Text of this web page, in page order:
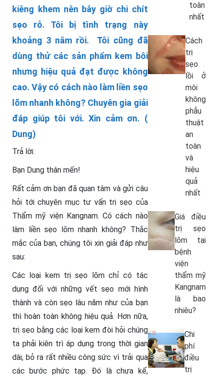
kiêng khem nên bây giờ chi chít
sẹo rỗ. Tôi bị tình trạng này
khoảng 3 năm rồi. Tôi cũng đã
dùng thử các sản phẩm kem bôi
nhưng hiệu quả đạt được không
cao. Vậy có cách nào làm liền sẹo
lõm nhanh không? Chuyên gia giải
đáp giúp tôi với. Xin cảm ơn. (
Dung)
Trả lời:
Bạn Dung thân mến!
Rất cảm ơn bạn đã quan tâm và gửi câu
hỏi tới chuyên mục tư vấn trị sẹo của
Thẩm mỹ viện Kangnam. Có cách nào
làm liền sẹo lõm nhanh không? Thắc
mắc của bạn, chúng tôi xin giải đáp như
sau:
Các loại kem trị sẹo lõm chỉ có tác
dụng đối với những vết sẹo mới hình
thành và còn sẹo lâu năm như của bạn
thì hoàn toàn không hiệu quả. Hơn nữa,
trị sẹo bằng các loại kem đòi hỏi chúng
ta phải kiên trì áp dụng trong thời gian
dài, bỏ ra rất nhiều công sức vì trải qua
các bước phức tạp. Đó là chưa kể,
toàn
nhất
Cách
trị
sẹo
lồi ở
môi
không
phẫu
thuật
an
toàn
và
hiệu
quả
nhất
Giá điều
trị sẹo
lõm tại
bệnh
viện
thẩm mỹ
Kangnam
là bao
nhiêu?
Chi
phí
điều
trị